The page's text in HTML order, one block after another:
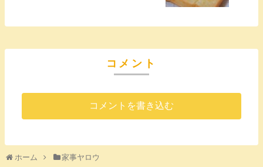
コメント
コメントを書き込む
ホーム 家事ヤロウ